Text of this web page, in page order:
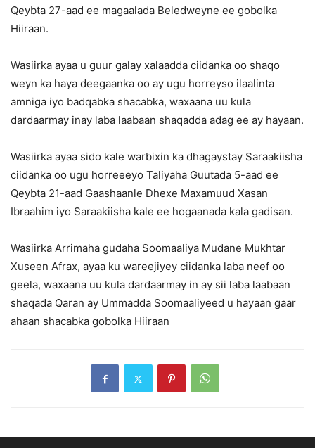
Qeybta 27-aad ee magaalada Beledweyne ee gobolka
Hiiraan.
Wasiirka ayaa u guur galay xalaadda ciidanka oo shaqo
weyn ka haya deegaanka oo ay ugu horreyso ilaalinta
amniga iyo badqabka shacabka, waxaana uu kula
dardaarmay inay laba laabaan shaqadda adag ee ay hayaan.
Wasiirka ayaa sido kale warbixin ka dhagaystay Saraakiisha
ciidanka oo ugu horreeeyo Taliyaha Guutada 5-aad ee
Qeybta 21-aad Gaashaanle Dhexe Maxamuud Xasan
Ibraahim iyo Saraakiisha kale ee hogaanada kala gadisan.
Wasiirka Arrimaha gudaha Soomaaliya Mudane Mukhtar
Xuseen Afrax, ayaa ku wareejiyey ciidanka laba neef oo
geela, waxaana uu kula dardaarmay in ay sii laba laabaan
shaqada Qaran ay Ummadda Soomaaliyeed u hayaan gaar
ahaan shacabka gobolka Hiiraan